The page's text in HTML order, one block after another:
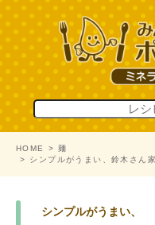
HOME
麺
シンプルがうまい、鈴木さん
シンプルがうまい、